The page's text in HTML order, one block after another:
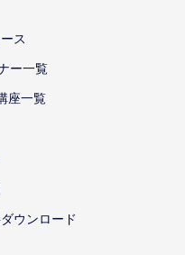
ス
ー一覧
座一覧
ウンロード